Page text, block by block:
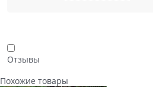
Отзывы
Похожие товары